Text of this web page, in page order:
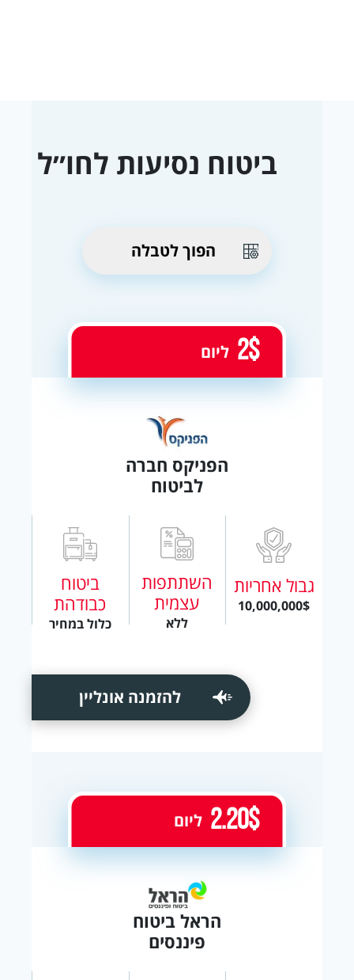
הפוך לטבלה
ביטוח נסיעות לחו״ל
הפניקס חברה
לביטוח
גבול אחריות
10,000,000$
השתתפות
עצמית
ללא
ביטוח
כבודהת
כלול במחיר
2$ ליום
להזמנה אונליין
הראל ביטוח
פיננסים
2.20$ ליום